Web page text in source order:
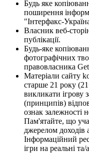
Будь яке
поширення
"Інтерфакс-
Власник веб-
публікації.
Будь-яке
фотографічних
правовласника
Матеріали сайту
старше 21 року
викликати ігрову
(принципів)
ознак залежності
Пам'ятайте, що
джерелом доходів
Інформаційний
ігри на реальні